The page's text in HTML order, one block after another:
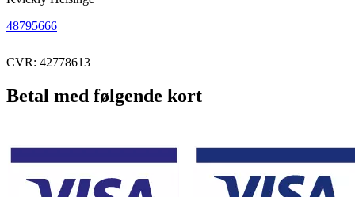
48795666
CVR: 42778613
Betal med følgende kort